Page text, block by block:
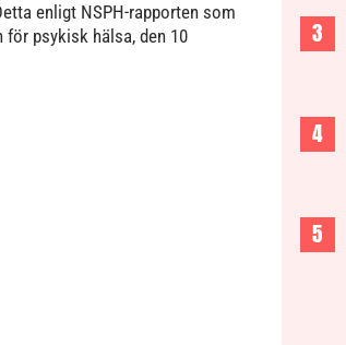
enligt NSPH-rapporten som
för psykisk hälsa, den 10